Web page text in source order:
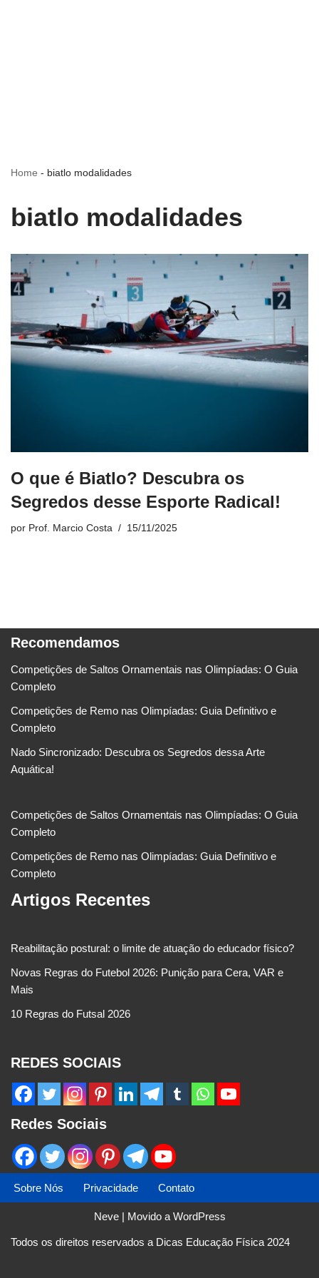
Home - biatlo modalidades
biatlo modalidades
O que é Biatlo? Descubra os
Segredos desse Esporte Radical!
por Prof. Marcio Costa 15/11/2025
Recomendamos
Competições de Saltos Ornamentais nas Olimpíadas: O Guia
Completo
Competições de Remo nas Olimpíadas: Guia Definitivo e
Completo
Nado Sincronizado: Descubra os Segredos dessa Arte
Aquática!
Competições de Saltos Ornamentais nas Olimpíadas: O Guia
Completo
Competições de Remo nas Olimpíadas: Guia Definitivo e
Completo
Artigos Recentes
Reabilitação postural: o limite de atuação do educador físico?
Novas Regras do Futebol 2026: Punição para Cera, VAR e
Mais
10 Regras do Futsal 2026
REDES SOCIAIS
Redes Sociais
Sobre Nós Privacidade Contato
Neve| Movido a WordPress
Todos os direitos reservados a Dicas Educação Física 2024